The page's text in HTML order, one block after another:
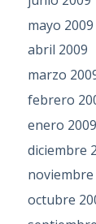
mayo 2009
abril 2009
marzo
febrero
enero 2009
diciembre
noviembre
octubre